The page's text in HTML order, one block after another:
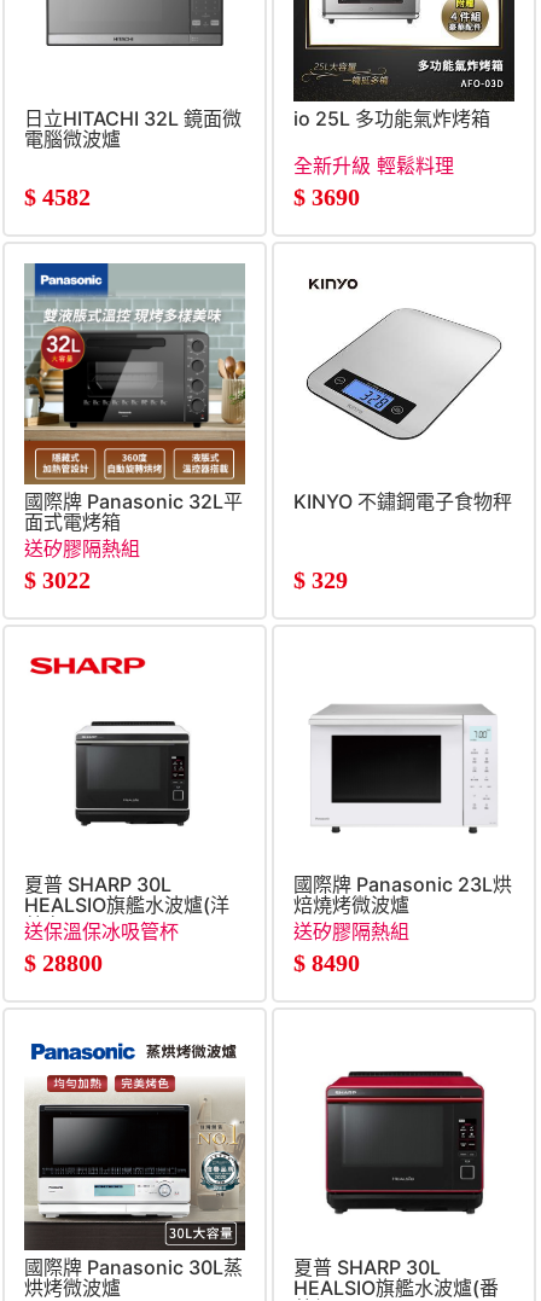
日立HITACHI 32L 鏡面微
電腦微波爐
$ 4582
io 25L 多功能氣炸烤箱
全新升級 輕鬆料理
$ 3690
國際牌 Panasonic 32L平
面式電烤箱
送矽膠隔熱組
$ 3022
KINYO 不鏽鋼電子食物秤
$ 329
夏普 SHARP 30L
HEALSIO旗艦水波爐(洋
蔥白)
送保溫保冰吸管杯
$ 28800
國際牌 Panasonic 23L烘
焙燒烤微波爐
送矽膠隔熱組
$ 8490
國際牌 Panasonic 30L蒸
烘烤微波爐
夏普 SHARP 30L
HEALSIO旗艦水波爐(番